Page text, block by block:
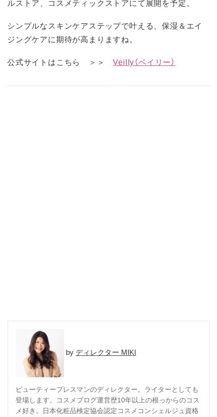
シンプルなスキンケアステップで叶える、保湿＆エイ
ジングケアに期待が高まりますね。
公式サイトはこちら ＞＞Veilly（ベイリー）
ディレクター MIKI
ビューティープレスマンのディレクター。ライターとしても
登場します。コスメブログ運営歴10年以上の根っからのコス
メ好き。日本化粧品検定協会認定コスメコンシェルジュ資格